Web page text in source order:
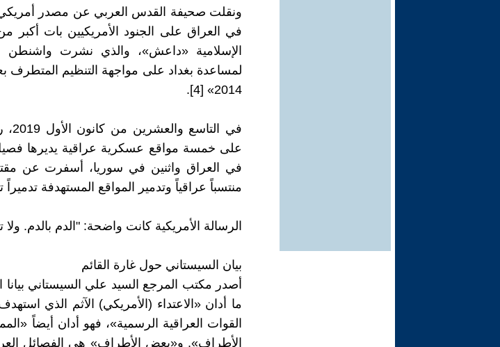
ونقلت صحيفة القدس العربي عن مصدر أمريكي
في العراق على الجنود الأمريكيين بات أكبر
الإسلامية «داعش»، والذي نشرت واشنطن
لمساعدة بغداد على مواجهة التنظيم
2014» [4].
في
على خمسة مواقع عسكرية عراقية يديرها
في العراق واثنين في سوريا، أسفرت عن
منتسباً عراقياً وتدمير المواقع المستهدفة تدميراً
الرسالة الأمريكية كانت واضحة: "الدم بالدم. ولا
بيان السيستاني حول غارة القائم
أصدر مكتب المرجع السيد علي السيستاني
ما أدان «الاعتداء (الأمريكي) الآثم الذي
القوات العراقية الرسمية»، فهو أدان أيضاً
الأطراف». و«بعض الأطراف» هي الفصائل